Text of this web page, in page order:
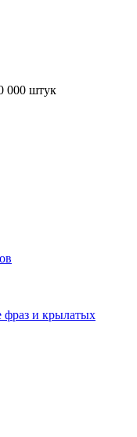
000 штук
фраз и крылатых